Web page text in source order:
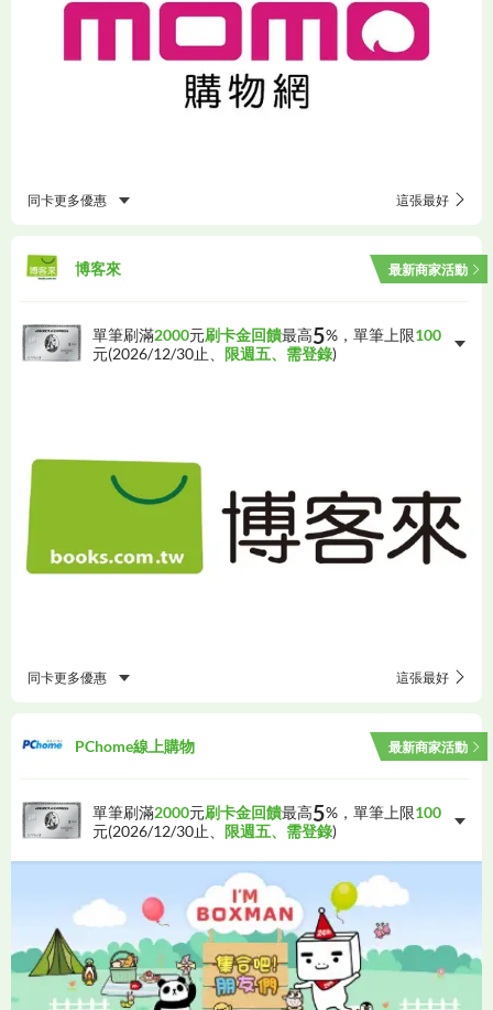
同卡更多優惠 這張最好
博客來 最新商家活動
單筆刷滿2000元刷卡金回饋最高5%，單筆上限100
元(2026/12/30止、 限週五、需登錄)
同卡更多優惠 這張最好
PChome線上購物 最新商家活動
單筆刷滿2000元刷卡金回饋最高5%，單筆上限100
元(2026/12/30止、 限週五、需登錄)